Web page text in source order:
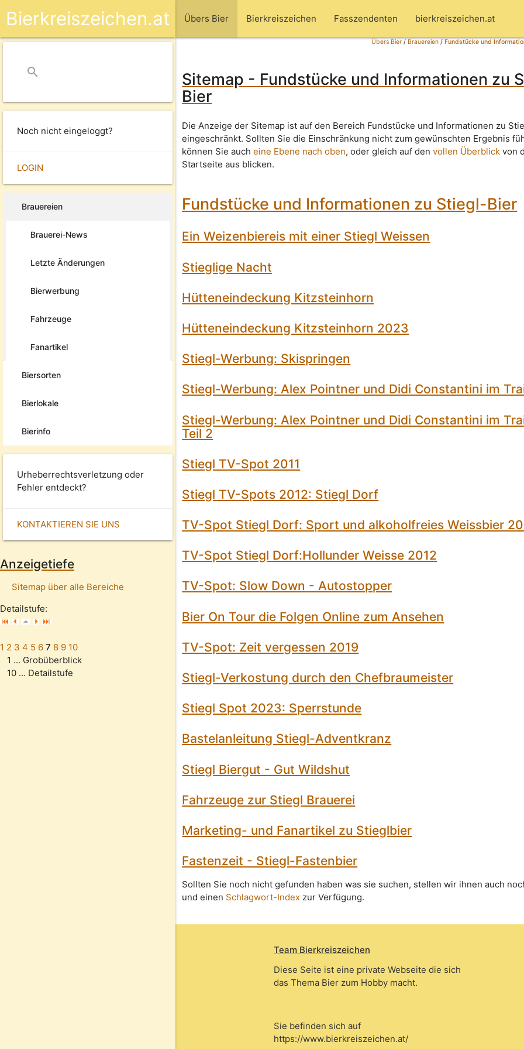
Übers Bier Bierkreiszeichen Fasszendenten bierkreiszeichen.at
Bierkreiszeichen.at
search
Noch nicht eingeloggt?
LOGIN
Brauereien
Brauerei-News
Letzte Änderungen
Bierwerbung
Fahrzeuge
Fanartikel
Biersorten
Bierlokale
Bierinfo
Urheberrechtsverletzung oder
Fehler entdeckt?
KONTAKTIEREN SIE UNS
Anzeigetiefe
Sitemap über alle Bereiche
Detailstufe:
1 2 3 4 5 6 7 8 9 10
1 ... Grobüberblick
10 ... Detailstufe
Übers Bier/Brauereien/Fundstücke und
Sitemap - Fundstücke und Informationen zu
Bier
Die Anzeige der Sitemap ist auf den Bereich Fundstücke und Informationen zu
eingeschränkt. Sollten Sie die Einschränkung nicht zum gewünschten Ergebnis
können Sie aucheine Ebene nach oben, oder gleich auf denvollen Überblick von
Startseite aus blicken.
Fundstücke und Informationen zu Stiegl-Bier
Ein Weizenbiereis mit einer Stiegl Weissen
Stieglige Nacht
Hütteneindeckung Kitzsteinhorn
Hütteneindeckung Kitzsteinhorn 2023
Stiegl-Werbung: Skispringen
Stiegl-Werbung: Alex Pointner und Didi Constantini im
Stiegl-Werbung: Alex Pointner und Didi Constantini im
Teil 2
Stiegl TV-Spot 2011
Stiegl TV-Spots 2012: Stiegl Dorf
TV-Spot Stiegl Dorf: Sport und alkoholfreies Weissbier
TV-Spot Stiegl Dorf:Hollunder Weisse 2012
TV-Spot: Slow Down - Autostopper
Bier On Tour die Folgen Online zum Ansehen
TV-Spot: Zeit vergessen 2019
Stiegl-Verkostung durch den Chefbraumeister
Stiegl Spot 2023: Sperrstunde
Bastelanleitung Stiegl-Adventkranz
Stiegl Biergut - Gut Wildshut
Fahrzeuge zur Stiegl Brauerei
Marketing- und Fanartikel zu Stieglbier
Fastenzeit - Stiegl-Fastenbier
Sollten Sie noch nicht gefunden haben was sie suchen, stellen wir ihnen auch
und einen Schlagwort-Index zur Verfügung.
Team Bierkreiszeichen
Diese Seite ist eine private Webseite die sich
das Thema Bier zum Hobby macht.
Sie befinden sich auf
https://www.bierkreiszeichen.at/